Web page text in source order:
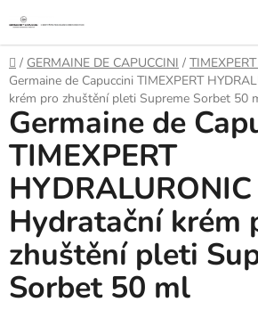
na
obsah
Domů
/ GERMAINE DE CAPUCCINI /
Germaine de Capuccini TIMEXPERT
krém pro zhuštění pleti Supreme Sorbet 50
Germaine de
TIMEXPERT
HYDRALURONIC
Hydratační krém
zhuštění pleti
Sorbet 50 ml